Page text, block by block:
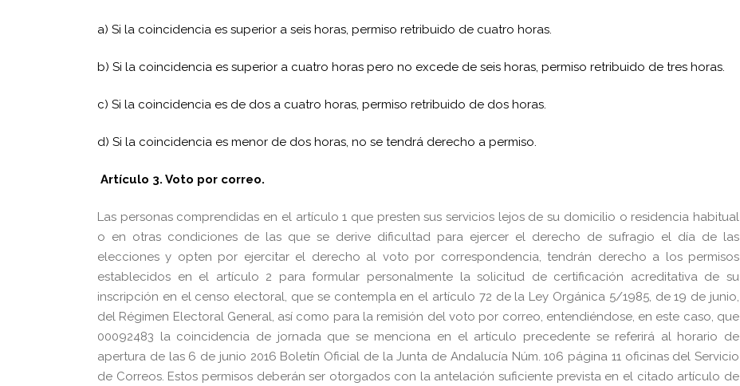
a) Si la coincidencia es superior a seis horas, permiso retribuido de cuatro horas.
b) Si la coincidencia es superior a cuatro horas pero no excede de seis horas, permiso retribuido de tres horas.
c) Si la coincidencia es de dos a cuatro horas, permiso retribuido de dos horas.
d) Si la coincidencia es menor de dos horas, no se tendrá derecho a permiso.
Artículo 3. Voto por correo.
Las personas comprendidas en el artículo 1 que presten sus servicios lejos de su domicilio o residencia habitual
o en otras condiciones de las que se derive dificultad para ejercer el derecho de sufragio el día de las
elecciones y opten por ejercitar el derecho al voto por correspondencia, tendrán derecho a los permisos
establecidos en el artículo 2 para formular personalmente la solicitud de certificación acreditativa de su
inscripción en el censo electoral, que se contempla en el artículo 72 de la Ley Orgánica 5/1985, de 19 de junio,
del Régimen Electoral General, así como para la remisión del voto por correo, entendiéndose, en este caso, que
00092483 la coincidencia de jornada que se menciona en el artículo precedente se referirá al horario de
apertura de las 6 de junio 2016 Boletín Oficial de la Junta de Andalucía Núm. 106 página 11 oficinas del Servicio
de Correos. Estos permisos deberán ser otorgados con la antelación suficiente prevista en el citado artículo de